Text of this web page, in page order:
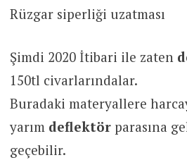
Rüzgar siperliği uzatması
Şimdi 2020 İtibari ile zaten
150tl civarlarındalar.
Buradaki materyallere
yarım deflektörparasına
geçebilir.